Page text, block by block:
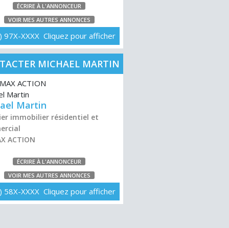
ÉCRIRE À L'ANNONCEUR
VOIR MES AUTRES ANNONCES
97X-XXXX Cliquez pour afficher
MICHAEL MARTIN
Martin
immobilier résidentiel et
ACTION
ÉCRIRE À L'ANNONCEUR
VOIR MES AUTRES ANNONCES
58X-XXXX Cliquez pour afficher